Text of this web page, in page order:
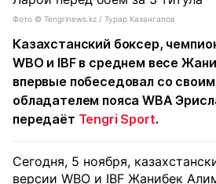
Фото ©️ Tengrinews.kz / Турар Казангапов
Казахстанский боксер,
WBO и IBF в среднем весе
впервые побеседовал со
обладателем пояса WBA
передаёт Tengri Sport.
Сегодня, 5 ноября,
версии WBO и IBF Жанибек